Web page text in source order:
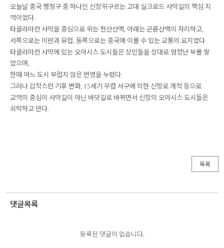
오늘날 중국 행정구 중 하나인 신장위구르는 고대 실크로드 사막길의 핵심 지
역이었다.
타클라마칸 사막을 중심으로 위는 천산산맥 아래는 곤륜산맥이 자리하고,
서쪽으로는 이란과 유럽 동쪽으로는 중국에 이를 수 있는 교통의 요지였다.
타클라마칸 사막에 있는 오아시스 도시들은 상인들을 상대로 엄청난 부를 쌓
았으며
한때 여느 도시 부럽지 않은 번영을 누렸다.
그러나 갑작스런 기후 변화, 15세기 무렵 서구에 의한 신항로 개척 등으로
교역의 중심이 사막길이 아닌 바닷길로 바뀌면서 신장의 오아시스 도시들은
쇠락하고 만다.
목록
댓글목록
등록된 댓글이 없습니다.